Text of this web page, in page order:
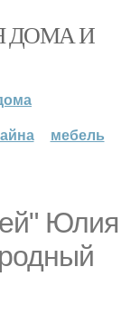
ДОМА И
мебель
Юлия